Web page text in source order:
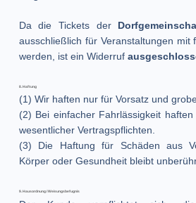
Da die Tickets der
ausschließlich für Veranstaltungen mit
werden, ist ein Widerruf
8. Haftung
(1) Wir haften nur für Vorsatz und
(2) Bei einfacher Fahrlässigkeit
wesentlicher Vertragspflichten.
(3) Die Haftung für Schäden aus
Körper oder Gesundheit bleibt
9. Hausordnung / Weisungsbefugnis